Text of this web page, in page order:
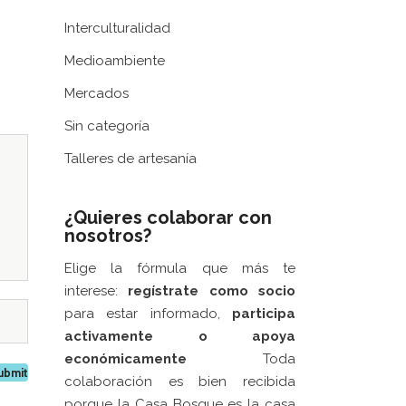
Interculturalidad
Medioambiente
Mercados
Sin categoría
Talleres de artesanía
¿Quieres colaborar con
nosotros?
Elige la fórmula que más te
interese: regístrate como socio
para estar informado, participa
activamente o apoya
económicamente Toda
colaboración es bien recibida
de
Zaragoza.